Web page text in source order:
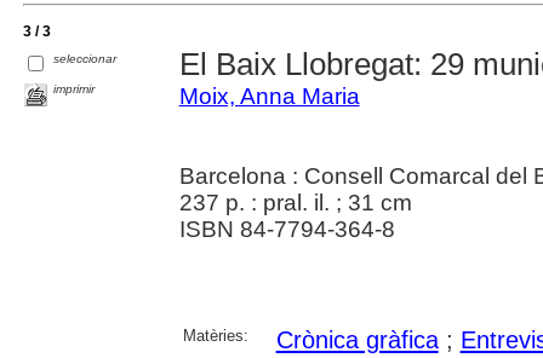
3 / 3
seleccionar
imprimir
El Baix Llobregat: 29
Moix, Anna Maria
Barcelona : Consell Comarcal del
237 p. : pral. il. ; 31 cm
ISBN 84-7794-364-8
Matèries: Crònica gràfica;